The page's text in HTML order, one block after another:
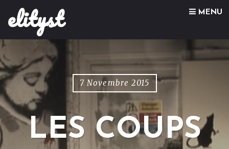
elityst MENU
Skip to content
7 Novembre 2015
LES COUPS